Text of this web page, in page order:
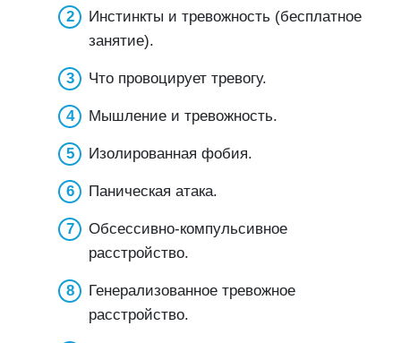
Инстинкты и тревожность (бесплатное
занятие).
Что провоцирует тревогу.
Мышление и тревожность.
Изолированная фобия.
Паническая атака.
Обсессивно-компульсивное
расстройство.
Генерализованное тревожное
расстройство.